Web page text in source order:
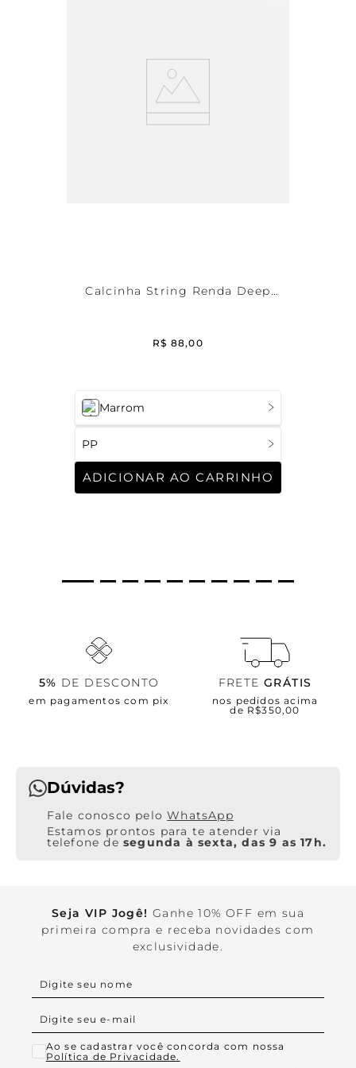
Marrom
PP
ADICIONAR AO CARRINHO
Calcinha String Renda Deep
R$ 88,00
5% DE DESCONTO
em pagamentos com pix
FRETE GRÁTIS
nos pedidos acima
de R$350,00
Dúvidas?
WhatsApp
Estamos prontos para te atender via
telefone de segunda à sexta, das 9 as 17h.
Seja VIP Jogê! Ganhe 10% OFF em sua
primeira compra e receba novidades com
exclusividade.
Ao se cadastrar você concorda com nossa
Política de Privacidade.